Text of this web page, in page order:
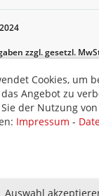
zzgl. gesetzl.
Cookies, um
Angebot zu
der Nutzung von
Impressum -
Auswahl
Cookies, um
Angebot zu
der Nutzung von
Impressum -
Auswahl